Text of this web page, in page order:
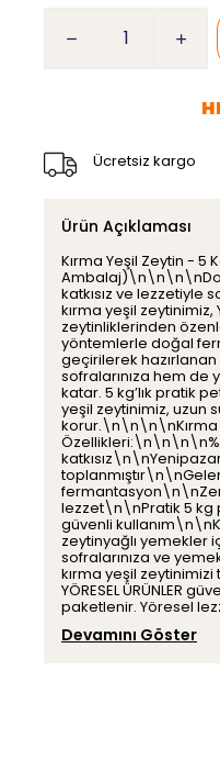
Ücretsiz kargo
Ürün Açıklaması
Kırma Yeşil Zeytin - 5
katkısız ve lezzetiyle
kırma yeşil zeytinimiz,
zeytinliklerinden
yöntemlerle doğal
geçirilerek
sofralarınıza hem de
katar. 5 kg’lık pratik
yeşil zeytinimiz, uzun
korur.\n\n\n\nKırma
lezzet\n\nPratik 5 kg
güvenli
zeytinyağlı yemekler
sofralarınıza ve
kırma yeşil zeytinimizi
YÖRESEL ÜRÜNLER
paketlenir. Yöresel
Devamını Göster